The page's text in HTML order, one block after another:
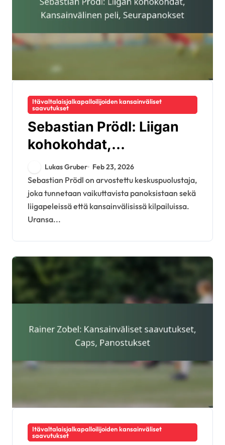
Itävaltalaisjalkapalloilijoiden kansainväliset
saavutukset
Sebastian Prödl: Liigan
kohokohdat,
Kansainvälinen peli,
Seurapanokset
Lukas Gruber Feb 23, 2026
Sebastian Prödl on arvostettu keskuspuolustaja,
joka tunnetaan vaikuttavista panoksistaan sekä
liigapeleissä että kansainvälisissä kilpailuissa.
Uransa...
Itävaltalaisjalkapalloilijoiden kansainväliset
saavutukset